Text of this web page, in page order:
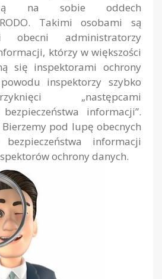
na sobie oddech
Takimi osobami są
obecni administratorzy
którzy w większości
się inspektorami ochrony
inspektorzy szybko
„następcami
informacji”.
Bierzemy pod lupę obecnych
informacji
ochrony danych.